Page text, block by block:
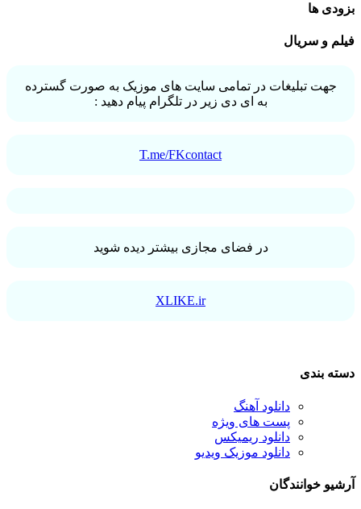
بزودی ها
فیلم و سریال
جهت تبلیغات در تمامی سایت های موزیک به صورت گسترده
به ای دی زیر در تلگرام پیام دهید :
T.me/FKcontact
در فضای مجازی بیشتر دیده شوید
XLIKE.ir
دسته بندی
دانلود آهنگ
پست های ویژه
دانلود ریمیکس
دانلود موزیک ویدیو
آرشیو خوانندگان